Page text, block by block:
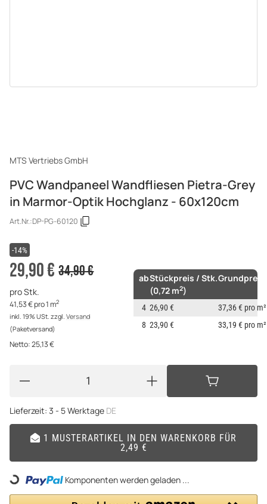
MTS Vertriebs GmbH
PVC Wandpaneel Wandfliesen Pietra-Grey
in Marmor-Optik Hochglanz - 60x120cm
Art.Nr.:DP-PG-60120
-14%
29,90 € 34,90 €
pro Stk.
41,53 € pro 1 m2
inkl. 19% USt. zzgl. Versand
(Paketversand)
Netto:25,13 €
abStückpreis / Stk.
(0,72 m2)
Grundpreis
4 26,90 €
37,36 € pro m²
8 23,90 € 33,19 € pro m²
Lieferzeit: 3 - 5 Werktage DE
1 MUSTERARTIKEL IN DEN WARENKORB FÜR
2,49 €
Loading... Komponenten werden geladen ...